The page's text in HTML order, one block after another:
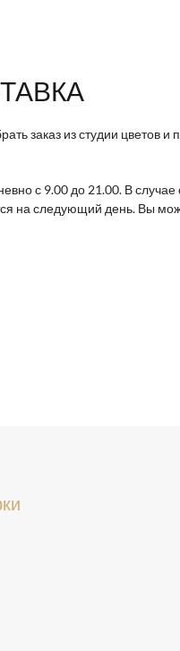
заказ из студии цветов и
с 9.00 до 21.00. В
на следующий день. Вы